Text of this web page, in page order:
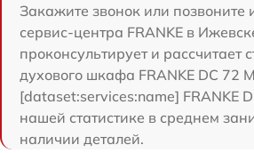
Закажите звонок или позвоните
сервис-центра FRANKE в
проконсультирует и рассчитает
духового шкафа FRANKE DC 72
[dataset:services:name] FRANKE
нашей статистике в среднем
наличии деталей.